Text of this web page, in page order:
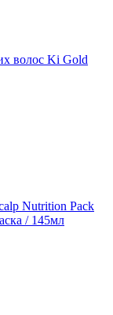
волос Ki Gold
Nutrition Pack
/ 145мл